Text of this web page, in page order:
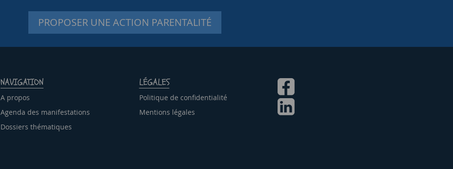
PROPOSER UNE ACTION PARENTALITÉ
NAVIGATION
A propos
Agenda des manifestations
Dossiers thématiques
LÉGALES
Politique de confidentialité
Mentions légales